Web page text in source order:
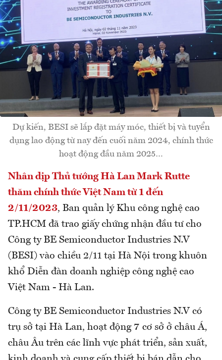
Dự kiến, BESI sẽ lắp đặt máy móc, thiết bị và tuyển
dụng lao động từ nay đến cuối năm 2024, chính thức
hoạt động đầu năm 2025…
Nhân dịp Thủ tướng Hà Lan Mark Rutte
thăm chính thức Việt Nam từ 1 đến
2/11/2023, Ban quản lý Khu công nghệ cao
TP.HCM đã trao giấy chứng nhận đầu tư cho
Công ty BE Semiconductor Industries N.V
(BESI) vào chiều 2/11 tại Hà Nội trong khuôn
khổ Diễn đàn doanh nghiệp công nghệ cao
Việt Nam - Hà Lan.
Công ty BE Semiconductor Industries N.V có
trụ sở tại Hà Lan, hoạt động 7 cơ sở ở châu Á,
châu Âu trên các lĩnh vực phát triển, sản xuất,